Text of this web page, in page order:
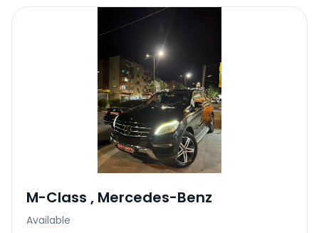
M-Class , Mercedes-Benz
Available